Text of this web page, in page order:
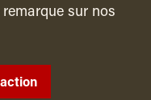
sur nos